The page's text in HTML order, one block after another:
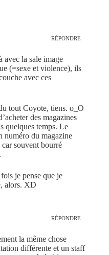
RÉPONDRE
avec la sale image
(=sexe et violence), ils
avec ces
tout Coyote, tiens. o_O
des magazines
quelques temps. Le
numéro du magazine
souvent bourré
je pense que je
alors. XD
RÉPONDRE
la même chose
différente et un staff